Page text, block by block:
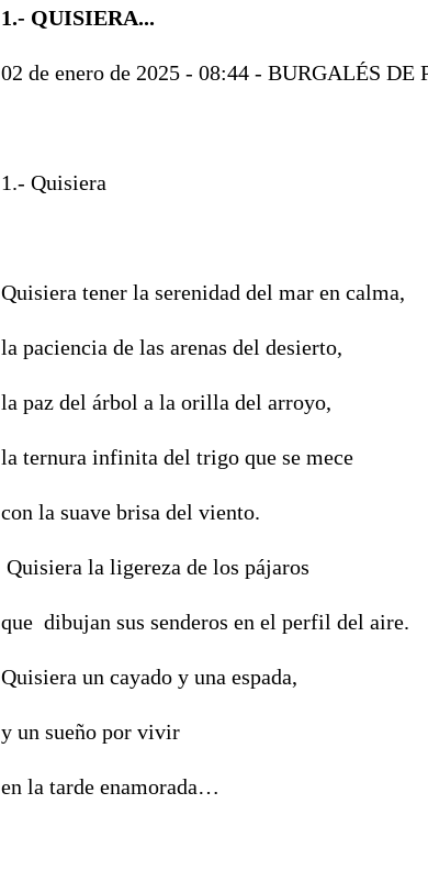
1.- QUISIERA...
02 de enero de 2025 - 08:44 - BURGALÉS DE
1.- Quisiera
Quisiera tener la serenidad del mar en calma,
la paciencia de las arenas del desierto,
la paz del árbol a la orilla del arroyo,
la ternura infinita del trigo que se mece
con la suave brisa del viento.
Quisiera la ligereza de los pájaros
que dibujan sus senderos en el perfil del aire.
Quisiera un cayado y una espada,
y un sueño por vivir
en la tarde enamorada…